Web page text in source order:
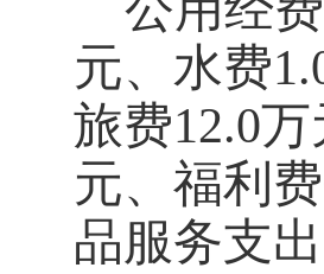
元、水费
旅费12.0万
元、福利费
品服务支出